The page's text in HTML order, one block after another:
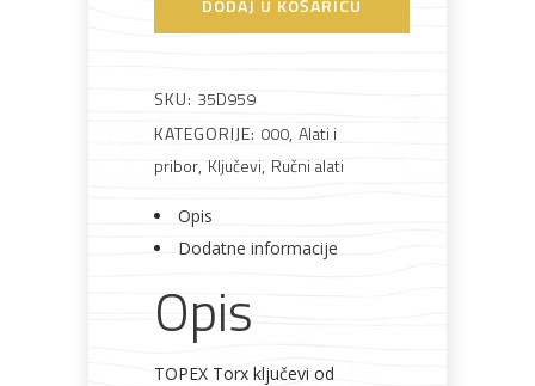
galanterija roba
namještaj
T9-
T40
sklopiv
količina
DODAJ U KOŠARICU
SKU: 35D959
KATEGORIJE: 000, Alati i
pribor, Ključevi, Ručni alati
Opis
Dodatne informacije
Opis
TOPEX Torx ključevi od